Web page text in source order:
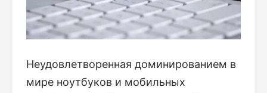
Неудовлетворенная доминированием в
мире ноутбуков и мобильных